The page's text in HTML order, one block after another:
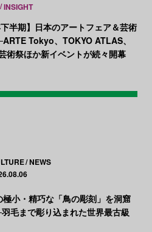
INSIGHT
下半期】日本のアートフェア＆芸術
Tokyo、TOKYO ATLAS、
術祭ほか新イベントが続々開幕
NEWS
極小・精巧な「鳥の彫刻」を洞窟
毛まで彫り込まれた世界最古級